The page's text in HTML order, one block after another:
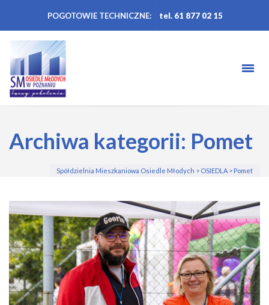
POGOTOWIE TECHNICZNE: tel. 61 877 02 15
Archiwa kategorii: Pomet
Spółdzielnia Mieszkaniowa Osiedle Młodych > OSIEDLA > Pomet